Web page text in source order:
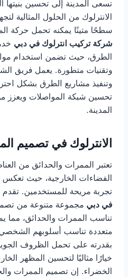
تسعى المدينة إلى تحسين بنيتها
الانترلوك من الحلول المثالية
سطحًا متينًا يمكنه تحمل حركة
شركة تركيب انترلوك في دبي
الطرق، حيث تضمن استخدام
وتقنيات متطورة. يعمل فريق
وتنفيذ مشاريع الطرق بشكل
تحسين شبكة المواصلات ويعزز
المدينة.
الانترلوك في تصميم
تعتبر الممرات والحدائق من
الفضاءات الخارجية، حيث تعكس
تجربة مريحة للمستخدمين. تقدم
في دبي مجموعة متنوعة من
تناسب الممرات والحدائق، مما
متعددة تناسب أسلوبهم الشخصي.
بقدرته على تحمل الظروف
خيارًا مثاليًا لتحسين المظهر
الخضراء. إن تصميم الممرات